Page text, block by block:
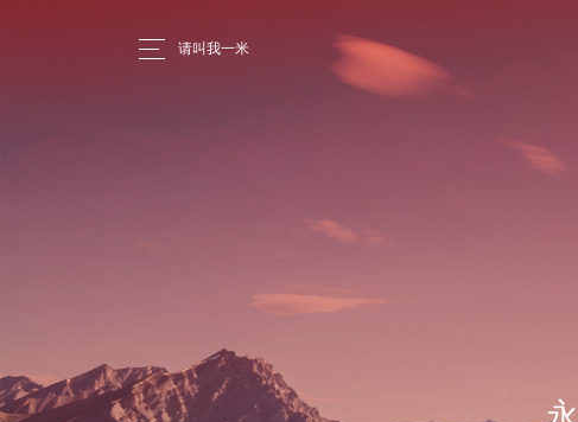
请叫我一米